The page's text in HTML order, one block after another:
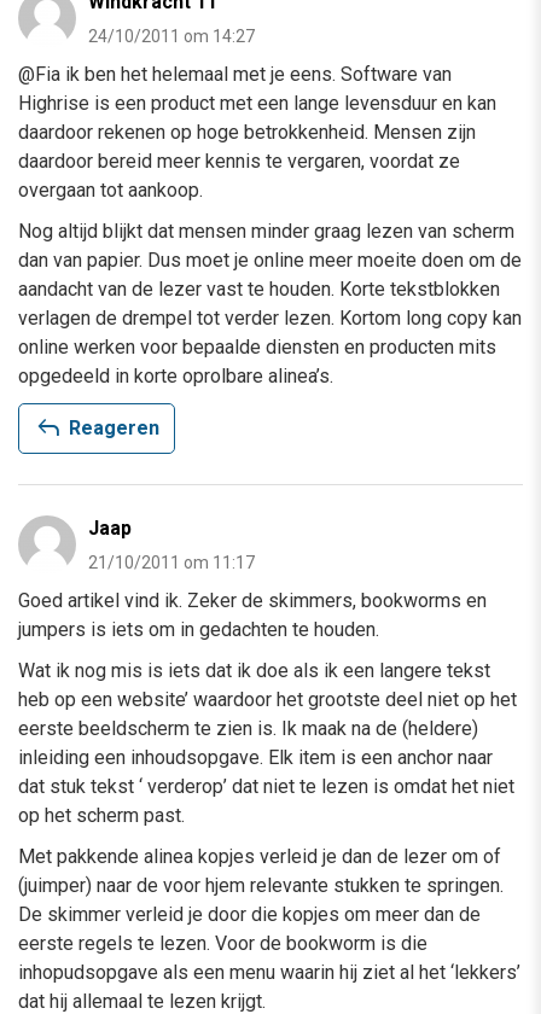
24/10/2011 om 14:27
@Fia ik ben het helemaal met je eens. Software van
Highrise is een product met een lange levensduur en kan
daardoor rekenen op hoge betrokkenheid. Mensen zijn
daardoor bereid meer kennis te vergaren, voordat ze
overgaan tot aankoop.
Nog altijd blijkt dat mensen minder graag lezen van scherm
dan van papier. Dus moet je online meer moeite doen om de
aandacht van de lezer vast te houden. Korte tekstblokken
verlagen de drempel tot verder lezen. Kortom long copy kan
online werken voor bepaalde diensten en producten mits
opgedeeld in korte oprolbare alinea’s.
reply Reageren
Jaap
21/10/2011 om 11:17
Goed artikel vind ik. Zeker de skimmers, bookworms en
jumpers is iets om in gedachten te houden.
Wat ik nog mis is iets dat ik doe als ik een langere tekst
heb op een website’ waardoor het grootste deel niet op het
eerste beeldscherm te zien is. Ik maak na de (heldere)
inleiding een inhoudsopgave. Elk item is een anchor naar
dat stuk tekst ‘ verderop’ dat niet te lezen is omdat het niet
op het scherm past.
Met pakkende alinea kopjes verleid je dan de lezer om of
(juimper) naar de voor hjem relevante stukken te springen.
De skimmer verleid je door die kopjes om meer dan de
eerste regels te lezen. Voor de bookworm is die
inhopudsopgave als een menu waarin hij ziet al het ‘lekkers’
dat hij allemaal te lezen krijgt.